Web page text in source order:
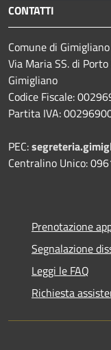
CONTATTI
Comune di Gimigliano
Via Maria SS. di
Gimigliano
Codice Fiscale:
Partita IVA:
PEC:
Centralino Unico:
Prenotazione
Segnalazione
Leggi le FAQ
Richiesta